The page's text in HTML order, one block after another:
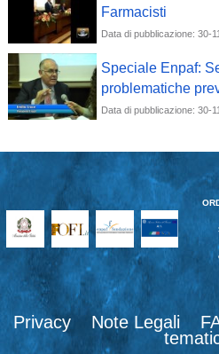
Farmacisti
Data di pubblicazione: 30-
Speciale Enpaf:
problematiche
Data di pubblicazione: 30-
Privacy Note Legali